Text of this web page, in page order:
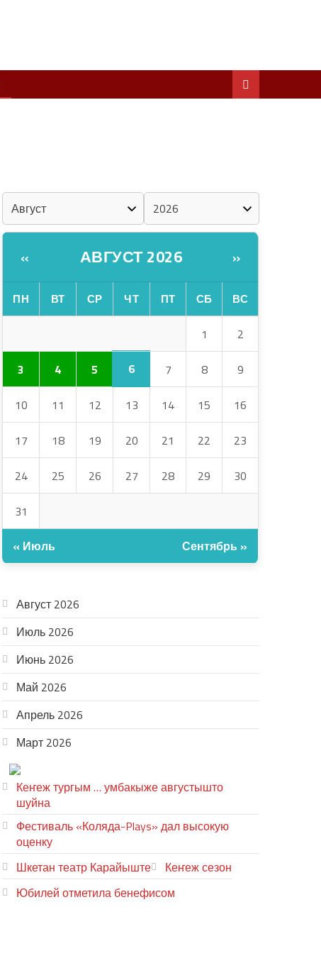
« АВГУСТ 2026 »
ПН ВТ СР ЧТ ПТ СБ ВС
1 2
3 4 5 6 7 8 9
10 11 12 13 14 15 16
17 18 19 20 21 22 23
24 25 26 27 28 29 30
31
« Июль Сентябрь »
Август 2026
Июль 2026
Июнь 2026
Май 2026
Апрель 2026
Март 2026
Кеҥеж тургым … умбакыже августышто
шуйна
Фестиваль «Коляда-Plays» дал высокую
оценку
Шкетан театр Карайыште
Кеҥеж сезон
Юбилей отметила бенефисом